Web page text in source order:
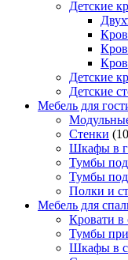
Детские
Детские
Детские
Мебель для
Стенки
Шкафы в
Тумбы
Тумбы
Полки и
Мебель для
Кровати в
Тумбы
Шкафы в